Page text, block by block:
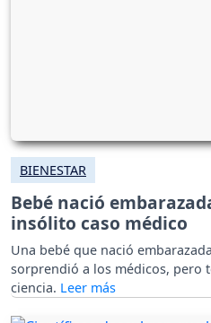
BIENESTAR
Bebé nació
insólito caso médico
Una bebé que nació
sorprendió a los médicos, pero
ciencia.